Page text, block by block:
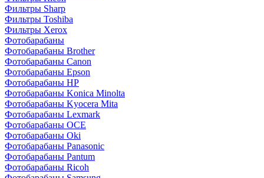
Фильтры Sharp
Фильтры Toshiba
Фильтры Xerox
Фотобарабаны
Фотобарабаны Brother
Фотобарабаны Canon
Фотобарабаны Epson
Фотобарабаны HP
Фотобарабаны Konica Minolta
Фотобарабаны Kyocera Mita
Фотобарабаны Lexmark
Фотобарабаны OCE
Фотобарабаны Oki
Фотобарабаны Panasonic
Фотобарабаны Pantum
Фотобарабаны Ricoh